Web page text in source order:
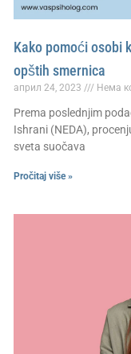
Kako pomoći osobi
opštih smernica
април 24, 2023 Нема
Prema poslednjim
Ishrani (NEDA),
sveta suočava
Pročitaj više »